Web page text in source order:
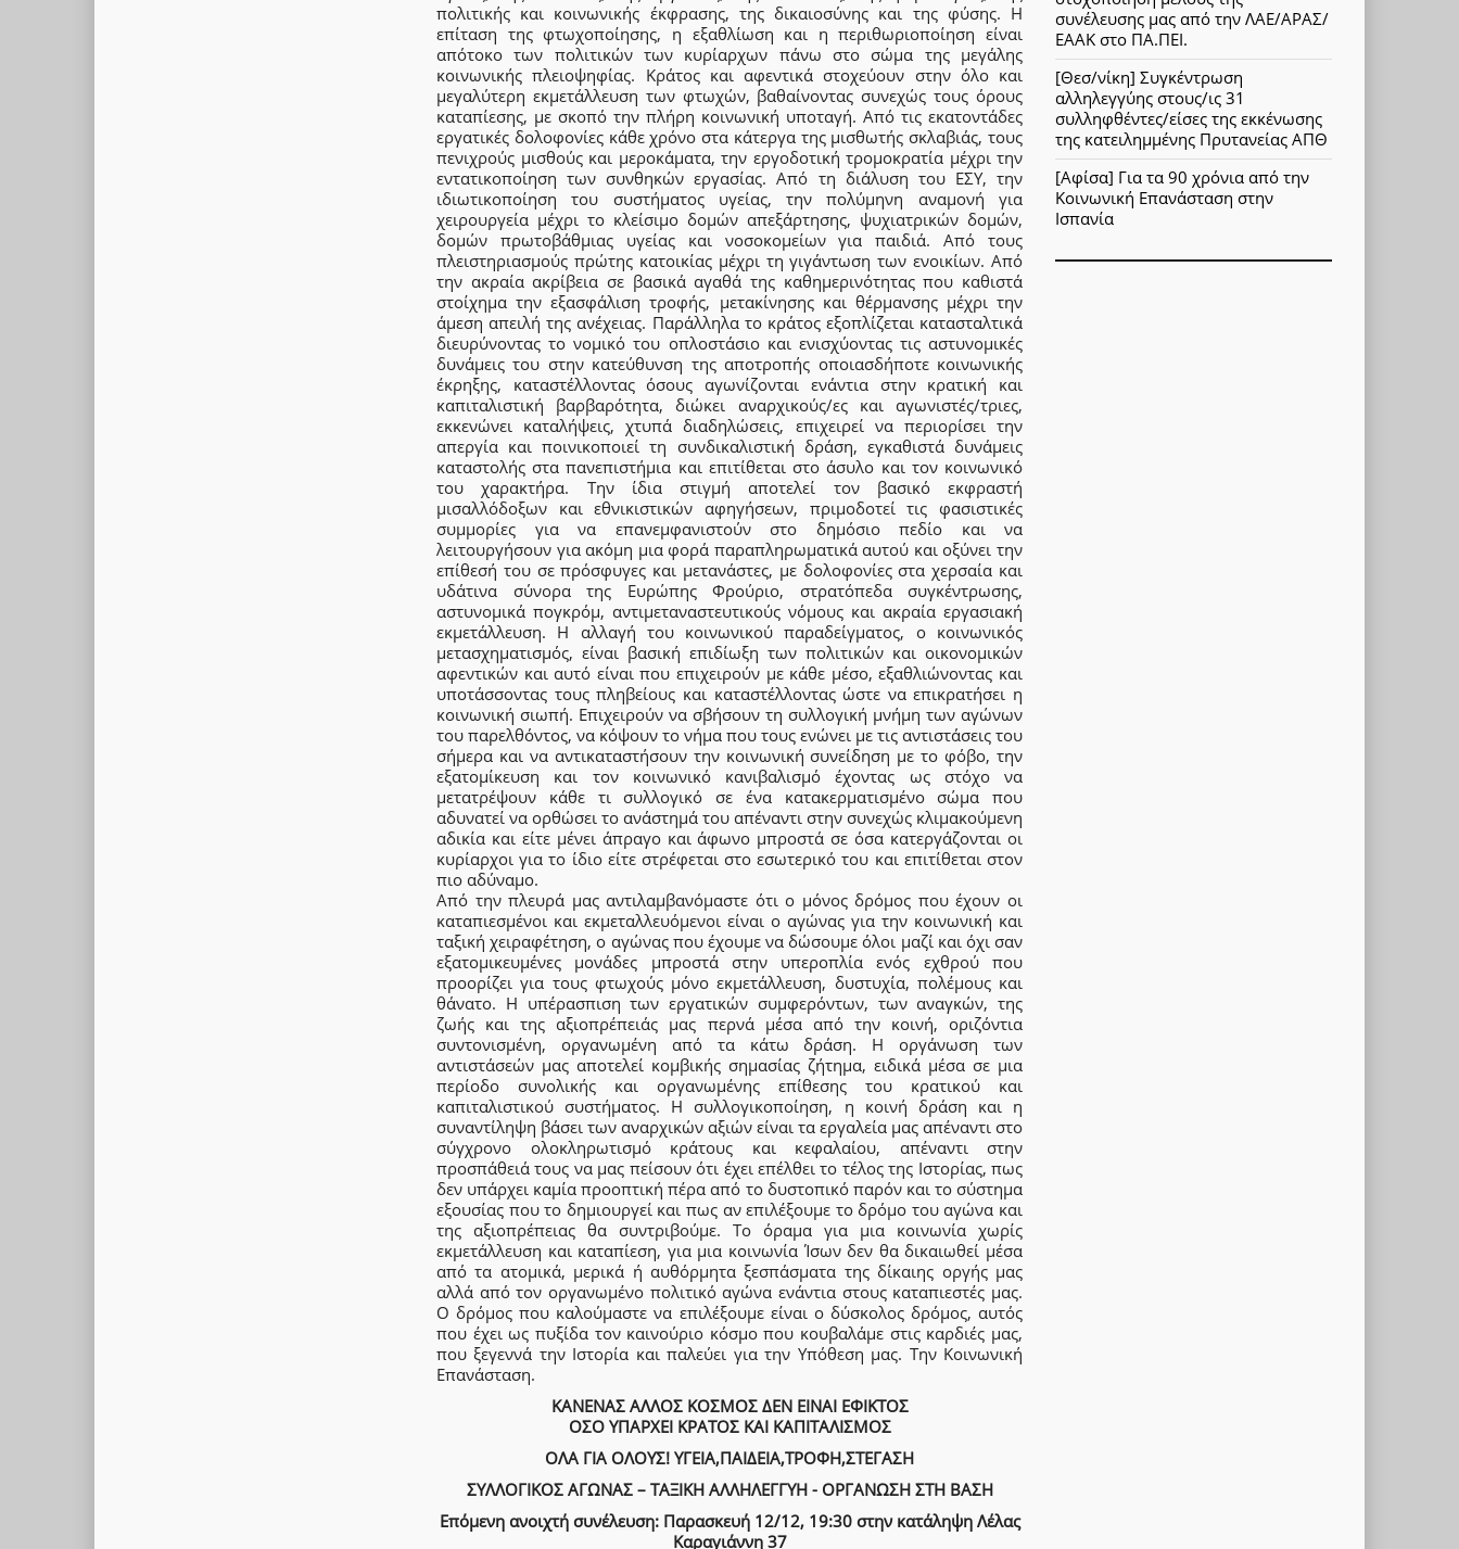
πολιτικής και κοινωνικής έκφρασης, της δικαιοσύνης και της φύσης. Η
επίταση της φτωχοποίησης, η εξαθλίωση και η περιθωριοποίηση είναι
απότοκο των πολιτικών των κυρίαρχων πάνω στο σώμα της μεγάλης
κοινωνικής πλειοψηφίας. Κράτος και αφεντικά στοχεύουν στην όλο και
μεγαλύτερη εκμετάλλευση των φτωχών, βαθαίνοντας συνεχώς τους όρους
καταπίεσης, με σκοπό την πλήρη κοινωνική υποταγή. Από τις εκατοντάδες
εργατικές δολοφονίες κάθε χρόνο στα κάτεργα της μισθωτής σκλαβιάς, τους
πενιχρούς μισθούς και μεροκάματα, την εργοδοτική τρομοκρατία μέχρι την
εντατικοποίηση των συνθηκών εργασίας. Από τη διάλυση του ΕΣΥ, την
ιδιωτικοποίηση του συστήματος υγείας, την πολύμηνη αναμονή για
χειρουργεία μέχρι το κλείσιμο δομών απεξάρτησης, ψυχιατρικών δομών,
δομών πρωτοβάθμιας υγείας και νοσοκομείων για παιδιά. Από τους
πλειστηριασμούς πρώτης κατοικίας μέχρι τη γιγάντωση των ενοικίων. Από
την ακραία ακρίβεια σε βασικά αγαθά της καθημερινότητας που καθιστά
στοίχημα την εξασφάλιση τροφής, μετακίνησης και θέρμανσης μέχρι την
άμεση απειλή της ανέχειας. Παράλληλα το κράτος εξοπλίζεται κατασταλτικά
διευρύνοντας το νομικό του οπλοστάσιο και ενισχύοντας τις αστυνομικές
δυνάμεις του στην κατεύθυνση της αποτροπής οποιασδήποτε κοινωνικής
έκρηξης, καταστέλλοντας όσους αγωνίζονται ενάντια στην κρατική και
καπιταλιστική βαρβαρότητα, διώκει αναρχικούς/ες και αγωνιστές/τριες,
εκκενώνει καταλήψεις, χτυπά διαδηλώσεις, επιχειρεί να περιορίσει την
απεργία και ποινικοποιεί τη συνδικαλιστική δράση, εγκαθιστά δυνάμεις
καταστολής στα πανεπιστήμια και επιτίθεται στο άσυλο και τον κοινωνικό
του χαρακτήρα. Την ίδια στιγμή αποτελεί τον βασικό εκφραστή
μισαλλόδοξων και εθνικιστικών αφηγήσεων, πριμοδοτεί τις φασιστικές
συμμορίες για να επανεμφανιστούν στο δημόσιο πεδίο και να
λειτουργήσουν για ακόμη μια φορά παραπληρωματικά αυτού και οξύνει την
επίθεσή του σε πρόσφυγες και μετανάστες, με δολοφονίες στα χερσαία και
υδάτινα σύνορα της Ευρώπης Φρούριο, στρατόπεδα συγκέντρωσης,
αστυνομικά πογκρόμ, αντιμεταναστευτικούς νόμους και ακραία εργασιακή
εκμετάλλευση. Η αλλαγή του κοινωνικού παραδείγματος, ο κοινωνικός
μετασχηματισμός, είναι βασική επιδίωξη των πολιτικών και οικονομικών
αφεντικών και αυτό είναι που επιχειρούν με κάθε μέσο, εξαθλιώνοντας και
υποτάσσοντας τους πληβείους και καταστέλλοντας ώστε να επικρατήσει η
κοινωνική σιωπή. Επιχειρούν να σβήσουν τη συλλογική μνήμη των αγώνων
του παρελθόντος, να κόψουν το νήμα που τους ενώνει με τις αντιστάσεις του
σήμερα και να αντικαταστήσουν την κοινωνική συνείδηση με το φόβο, την
εξατομίκευση και τον κοινωνικό κανιβαλισμό έχοντας ως στόχο να
μετατρέψουν κάθε τι συλλογικό σε ένα κατακερματισμένο σώμα που
αδυνατεί να ορθώσει το ανάστημά του απέναντι στην συνεχώς κλιμακούμενη
αδικία και είτε μένει άπραγο και άφωνο μπροστά σε όσα κατεργάζονται οι
κυρίαρχοι για το ίδιο είτε στρέφεται στο εσωτερικό του και επιτίθεται στον
πιο αδύναμο.
Από την πλευρά μας αντιλαμβανόμαστε ότι ο μόνος δρόμος που έχουν οι
καταπιεσμένοι και εκμεταλλευόμενοι είναι ο αγώνας για την κοινωνική και
ταξική χειραφέτηση, ο αγώνας που έχουμε να δώσουμε όλοι μαζί και όχι σαν
εξατομικευμένες μονάδες μπροστά στην υπεροπλία ενός εχθρού που
προορίζει για τους φτωχούς μόνο εκμετάλλευση, δυστυχία, πολέμους και
θάνατο. Η υπέρασπιση των εργατικών συμφερόντων, των αναγκών, της
ζωής και της αξιοπρέπειάς μας περνά μέσα από την κοινή, οριζόντια
συντονισμένη, οργανωμένη από τα κάτω δράση. Η οργάνωση των
αντιστάσεών μας αποτελεί κομβικής σημασίας ζήτημα, ειδικά μέσα σε μια
περίοδο συνολικής και οργανωμένης επίθεσης του κρατικού και
καπιταλιστικού συστήματος. Η συλλογικοποίηση, η κοινή δράση και η
συναντίληψη βάσει των αναρχικών αξιών είναι τα εργαλεία μας απέναντι στο
σύγχρονο ολοκληρωτισμό κράτους και κεφαλαίου, απέναντι στην
προσπάθειά τους να μας πείσουν ότι έχει επέλθει το τέλος της Ιστορίας, πως
δεν υπάρχει καμία προοπτική πέρα από το δυστοπικό παρόν και το σύστημα
εξουσίας που το δημιουργεί και πως αν επιλέξουμε το δρόμο του αγώνα και
της αξιοπρέπειας θα συντριβούμε. Το όραμα για μια κοινωνία χωρίς
εκμετάλλευση και καταπίεση, για μια κοινωνία Ίσων δεν θα δικαιωθεί μέσα
από τα ατομικά, μερικά ή αυθόρμητα ξεσπάσματα της δίκαιης οργής μας
αλλά από τον οργανωμένο πολιτικό αγώνα ενάντια στους καταπιεστές μας.
Ο δρόμος που καλούμαστε να επιλέξουμε είναι ο δύσκολος δρόμος, αυτός
που έχει ως πυξίδα τον καινούριο κόσμο που κουβαλάμε στις καρδιές μας,
που ξεγεννά την Ιστορία και παλεύει για την Υπόθεση μας. Την Κοινωνική
Επανάσταση.
ΚΑΝΕΝΑΣ ΑΛΛΟΣ ΚΟΣΜΟΣ ΔΕΝ ΕΙΝΑΙ ΕΦΙΚΤΟΣ
ΟΣΟ ΥΠΑΡΧΕΙ ΚΡΑΤΟΣ ΚΑΙ ΚΑΠΙΤΑΛΙΣΜΟΣ
ΟΛΑ ΓΙΑ ΟΛΟΥΣ! ΥΓΕΙΑ,ΠΑΙΔΕΙΑ,ΤΡΟΦΗ,ΣΤΕΓΑΣΗ
ΣΥΛΛΟΓΙΚΟΣ ΑΓΩΝΑΣ – ΤΑΞΙΚΗ ΑΛΛΗΛΕΓΓΥΗ - ΟΡΓΑΝΩΣΗ ΣΤΗ ΒΑΣΗ
Επόμενη ανοιχτή συνέλευση: Παρασκευή 12/12, 19:30 στην κατάληψη Λέλας
Καραγιάννη 37
συνέλευσης μας από την ΛΑΕ/ΑΡΑΣ/
ΕΑΑΚ στο ΠΑ.ΠΕΙ.
[Θεσ/νίκη] Συγκέντρωση
αλληλεγγύης στους/ις 31
συλληφθέντες/είσες της εκκένωσης
της κατειλημμένης Πρυτανείας ΑΠΘ
[Αφίσα] Για τα 90 χρόνια από την
Κοινωνική Επανάσταση στην
Ισπανία